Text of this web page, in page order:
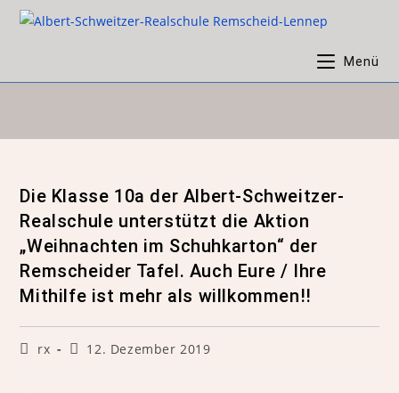
Menü
Die Klasse 10a der Albert-Schweitzer-
Realschule unterstützt die Aktion
„Weihnachten im Schuhkarton“ der
Remscheider Tafel. Auch Eure / Ihre
Mithilfe ist mehr als willkommen!!
rx 12. Dezember 2019